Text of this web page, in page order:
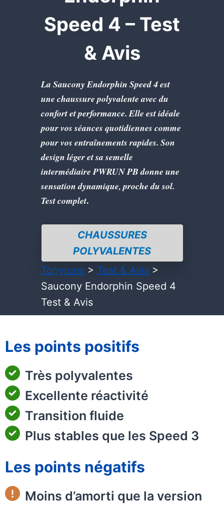
Speed 4 – Test
& Avis
La Saucony Endorphin Speed 4 est
une chaussure polyvalente avec du
confort et performance. Elle est idéale
pour vos séances quotidiennes comme
pour vos entraînements rapides. Son
design léger et sa semelle
intermédiaire PWRUN PB donne une
sensation dynamique, proche du sol.
Test complet.
CHAUSSURES
POLYVALENTES
Tonyruns> Test & Avis>
Saucony Endorphin Speed 4
Test & Avis
Les points positifs
Très polyvalentes
Excellente réactivité
Transition fluide
Plus stables que les Speed 3
Les points négatifs
Moins d’amorti que la version